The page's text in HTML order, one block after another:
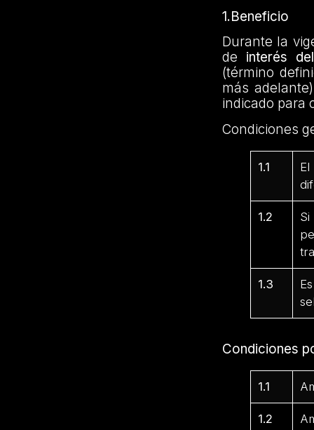
1.Beneficio
Durante la
de interés
(término
más
indicado para
Condiciones
1.1
1.2
1.3
Condiciones
1.1
1.2